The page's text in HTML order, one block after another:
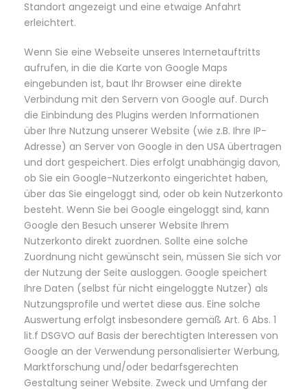
Standort angezeigt und eine etwaige Anfahrt
erleichtert.
Wenn Sie eine Webseite unseres Internetauftritts
aufrufen, in die die Karte von Google Maps
eingebunden ist, baut Ihr Browser eine direkte
Verbindung mit den Servern von Google auf. Durch
die Einbindung des Plugins werden Informationen
über Ihre Nutzung unserer Website (wie z.B. Ihre IP-
Adresse) an Server von Google in den USA übertragen
und dort gespeichert. Dies erfolgt unabhängig davon,
ob Sie ein Google-Nutzerkonto eingerichtet haben,
über das Sie eingeloggt sind, oder ob kein Nutzerkonto
besteht. Wenn Sie bei Google eingeloggt sind, kann
Google den Besuch unserer Website Ihrem
Nutzerkonto direkt zuordnen. Sollte eine solche
Zuordnung nicht gewünscht sein, müssen Sie sich vor
der Nutzung der Seite ausloggen. Google speichert
Ihre Daten (selbst für nicht eingeloggte Nutzer) als
Nutzungsprofile und wertet diese aus. Eine solche
Auswertung erfolgt insbesondere gemäß Art. 6 Abs. 1
lit.f DSGVO auf Basis der berechtigten Interessen von
Google an der Verwendung personalisierter Werbung,
Marktforschung und/oder bedarfsgerechten
Gestaltung seiner Website. Zweck und Umfang der